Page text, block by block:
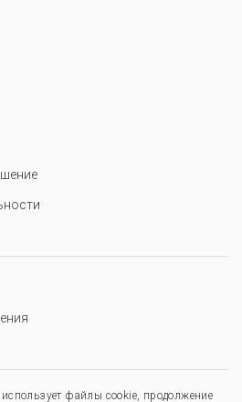
файлы cookie, продолжение